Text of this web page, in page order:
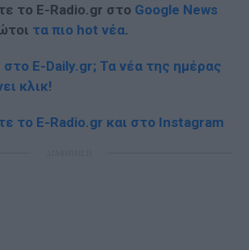
το E-Radio.gr στο Google News
τα πιο hot νέα.
E-Daily.gr; Τα νέα της ημέρας
κλικ!
το E-Radio.gr και στο Instagram